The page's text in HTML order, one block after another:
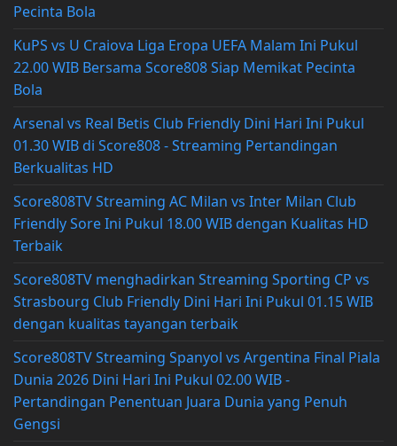
Pecinta Bola
KuPS vs U Craiova Liga Eropa UEFA Malam Ini Pukul
22.00 WIB Bersama Score808 Siap Memikat Pecinta
Bola
Arsenal vs Real Betis Club Friendly Dini Hari Ini Pukul
01.30 WIB di Score808 - Streaming Pertandingan
Berkualitas HD
Score808TV Streaming AC Milan vs Inter Milan Club
Friendly Sore Ini Pukul 18.00 WIB dengan Kualitas HD
Terbaik
Score808TV menghadirkan Streaming Sporting CP vs
Strasbourg Club Friendly Dini Hari Ini Pukul 01.15 WIB
dengan kualitas tayangan terbaik
Score808TV Streaming Spanyol vs Argentina Final Piala
Dunia 2026 Dini Hari Ini Pukul 02.00 WIB -
Pertandingan Penentuan Juara Dunia yang Penuh
Gengsi